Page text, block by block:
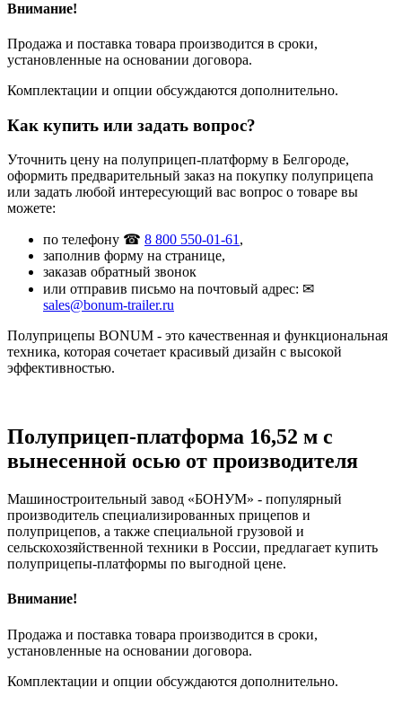
Внимание!
Продажа и поставка товара производится в сроки,
установленные на основании договора.
Комплектации и опции обсуждаются дополнительно.
Как купить или задать вопрос?
Уточнить цену на полуприцеп-платформу в Белгороде,
оформить предварительный заказ на покупку полуприцепа
или задать любой интересующий вас вопрос о товаре вы
можете:
по телефону ☎ 8 800 550-01-61 ,
заполнив форму на странице,
заказав обратный звонок
или отправив письмо на почтовый адрес: ✉
sales@bonum-trailer.ru
Полуприцепы BONUM - это качественная и функциональная
техника, которая сочетает красивый дизайн с высокой
эффективностью.
Полуприцеп-платформа 16,52 м с
вынесенной осью от производителя
Машиностроительный завод «БОНУМ» - популярный
производитель специализированных прицепов и
полуприцепов, а также специальной грузовой и
сельскохозяйственной техники в России, предлагает купить
полуприцепы-платформы по выгодной цене.
Внимание!
Продажа и поставка товара производится в сроки,
установленные на основании договора.
Комплектации и опции обсуждаются дополнительно.